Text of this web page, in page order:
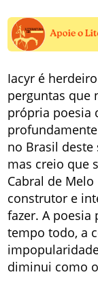
Iacyr é
perguntas que
própria poesia
no Brasil
mas creio que
Cabral de
construtor e
fazer. A poesia
tempo todo, a
diminui como